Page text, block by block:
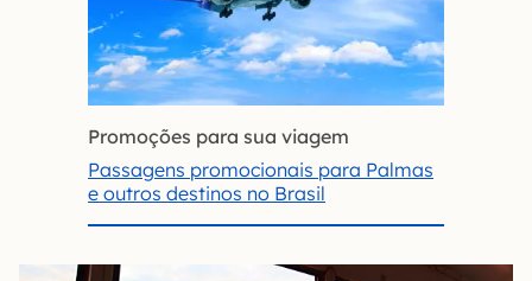
Promoções para sua viagem
Passagens promocionais para Palmas
e outros destinos no Brasil